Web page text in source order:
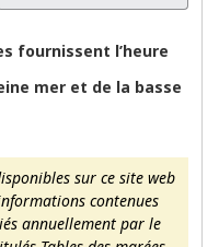
fournissent l’heure
mer et de la basse
sur ce site web
contenues
annuellement par le